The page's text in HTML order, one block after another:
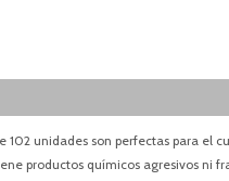
102 unidades son perfectas para
productos químicos agresivos ni